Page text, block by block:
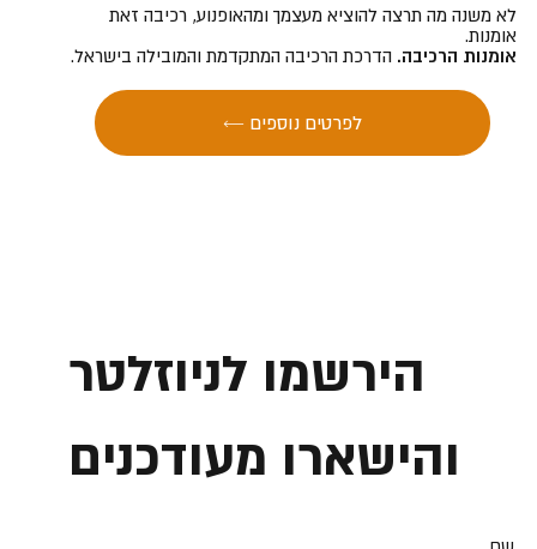
הירשמו לניוזלטר
והישארו מעודכנים
← לפרטים נוספים
לא משנה מה תרצה להוציא מעצמך ומהאופנוע, רכיבה זאת
אומנות.
אומנות הרכיבה. הדרכת הרכיבה המתקדמת והמובילה בישראל.